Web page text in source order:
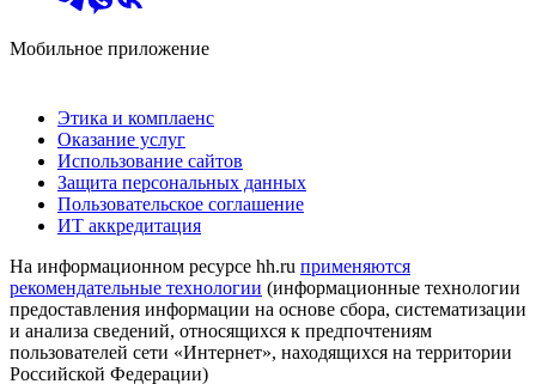
Мобильное приложение
Этика и комплаенс
Оказание услуг
Использование сайтов
Защита персональных данных
Пользовательское соглашение
ИТ аккредитация
На информационном ресурсе hh.ru применяются
рекомендательные технологии (информационные технологии
предоставления информации на основе сбора, систематизации
и анализа сведений, относящихся к предпочтениям
пользователей сети «Интернет», находящихся на территории
Российской Федерации)